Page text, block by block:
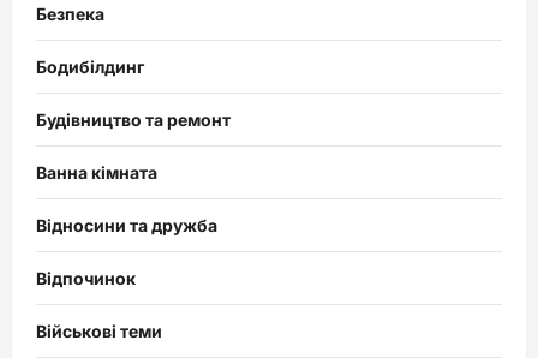
Безпека
Бодибілдинг
Будівництво та ремонт
Ванна кімната
Відносини та дружба
Відпочинок
Військові теми